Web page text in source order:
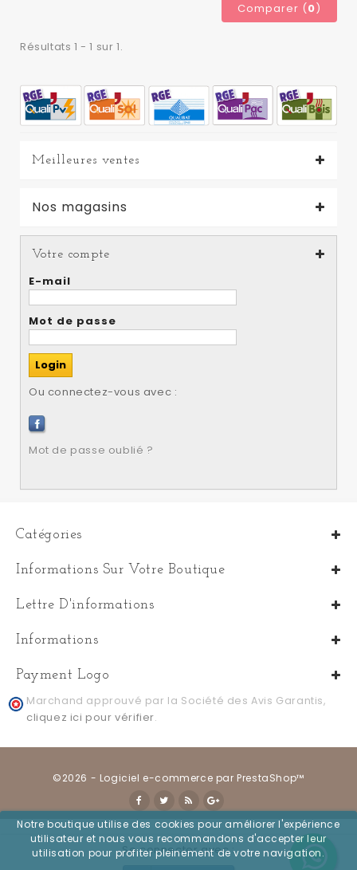
Notre boutique utilise des cookies pour améliorer l'expérience
utilisateur et nous vous recommandons d'accepter leur
utilisation pour profiter pleinement de votre navigation.
Comparer (0)
Résultats 1 - 1 sur 1.
Meilleures ventes
Nos magasins
Votre compte
E-mail
Mot de passe
Ou connectez-vous avec :
Mot de passe oublié ?
Catégories
Informations Sur Votre Boutique
Lettre D'informations
Informations
©2026 - Logiciel e-commerce par PrestaShop™
Payment Logo
Marchand approuvé par la Société des Avis Garantis,
cliquez ici pour vérifier.
Se connecter avec :